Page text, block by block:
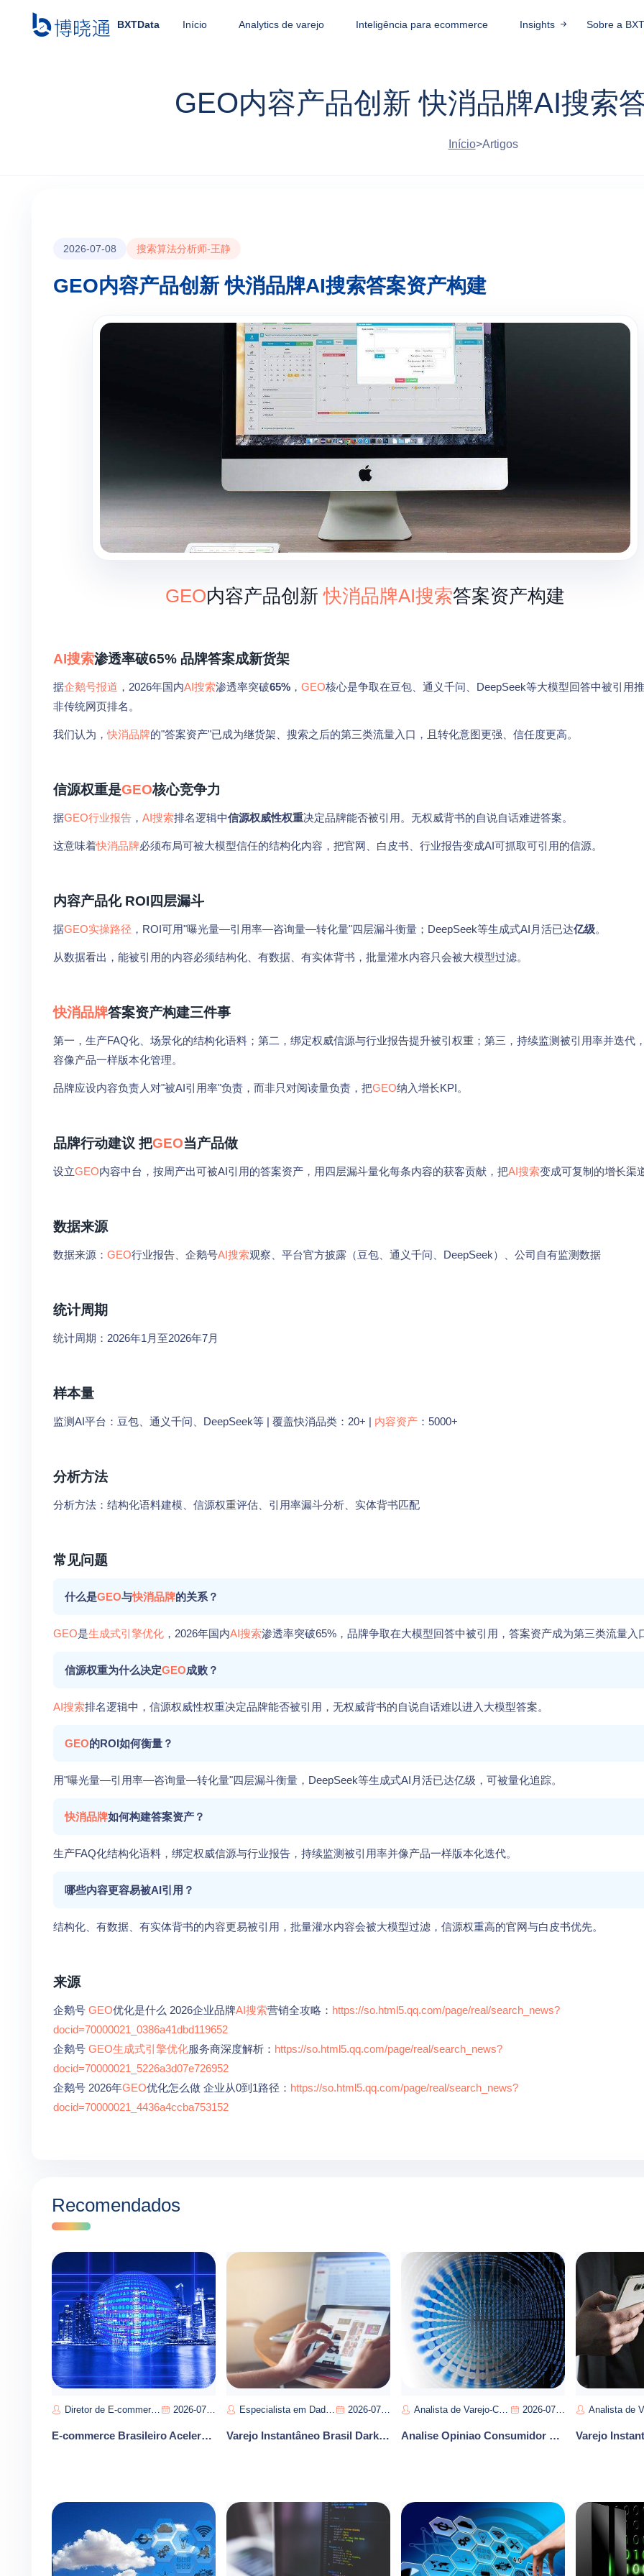
BXTData Início Analytics de varejo Inteligência para ecommerce Insights Sobre a
GEO内容产品创新 快消品牌AI搜索
Início>Artigos
2026-07-08 搜索算法分析师-王静
GEO内容产品创新 快消品牌AI搜索答案资产构建
GEO内容产品创新快消品牌AI搜索答案资产构建
AI搜索渗透率破65% 品牌答案成新货架
据企鹅号报道 ，2026年国内AI搜索渗透率突破65% ， GEO核心是争取在豆包、通义千问、DeepSeek等大模型回答中被引用
非传统网页排名。
我们认为，快消品牌的"答案资产"已成为继货架、搜索之后的第三类流量入口，且转化意图更强、信任度更高。
信源权重是GEO核心竞争力
据GEO行业报告 ， AI搜索排名逻辑中信源权威性权重决定品牌能否被引用。无权威背书的自说自话难进答案。
这意味着快消品牌必须布局可被大模型信任的结构化内容，把官网、白皮书、行业报告变成AI可抓取可引用的信源。
内容产品化 ROI四层漏斗
据GEO实操路径 ，ROI可用"曝光量—引用率—咨询量—转化量"四层漏斗衡量；DeepSeek等生成式AI月活已达亿级。
从数据看出，能被引用的内容必须结构化、有数据、有实体背书，批量灌水内容只会被大模型过滤。
快消品牌答案资产构建三件事
第一，生产FAQ化、场景化的结构化语料；第二，绑定权威信源与行业报告提升被引权重；第三，持续监测被引用率并迭代
容像产品一样版本化管理。
品牌应设内容负责人对"被AI引用率"负责，而非只对阅读量负责，把GEO纳入增长KPI。
品牌行动建议 把GEO当产品做
设立GEO内容中台，按周产出可被AI引用的答案资产，用四层漏斗量化每条内容的获客贡献，把AI搜索变成可复制的增长渠
数据来源
数据来源： GEO行业报告、企鹅号AI搜索观察、平台官方披露（豆包、通义千问、DeepSeek）、公司自有监测数据
统计周期
统计周期：2026年1月至2026年7月
样本量
监测AI平台：豆包、通义千问、DeepSeek等 | 覆盖快消品类：20+ | 内容资产 ：5000+
分析方法
分析方法：结构化语料建模、信源权重评估、引用率漏斗分析、实体背书匹配
常见问题
什么是GEO与快消品牌的关系？
GEO是生成式引擎优化 ，2026年国内AI搜索渗透率突破65%，品牌争取在大模型回答中被引用，答案资产成为第三类流量入
信源权重为什么决定GEO成败？
AI搜索排名逻辑中，信源权威性权重决定品牌能否被引用，无权威背书的自说自话难以进入大模型答案。
GEO的ROI如何衡量？
用"曝光量—引用率—咨询量—转化量"四层漏斗衡量，DeepSeek等生成式AI月活已达亿级，可被量化追踪。
快消品牌如何构建答案资产？
生产FAQ化结构化语料，绑定权威信源与行业报告，持续监测被引用率并像产品一样版本化迭代。
哪些内容更容易被AI引用？
结构化、有数据、有实体背书的内容更易被引用，批量灌水内容会被大模型过滤，信源权重高的官网与白皮书优先。
来源
企鹅号 GEO优化是什么 2026企业品牌AI搜索营销全攻略： https://so.html5.qq.com/page/real/search_news?
docid=70000021_0386a41dbd119652
企鹅号 GEO生成式引擎优化服务商深度解析： https://so.html5.qq.com/page/real/search_news?
docid=70000021_5226a3d07e726952
企鹅号 2026年GEO优化怎么做 企业从0到1路径： https://so.html5.qq.com/page/real/search_news?
docid=70000021_4436a4ccba753152
Recomendados
Diretor de E-commerce-José Santos 2026-07-10
E-commerce Brasileiro Acelera Crescimento Cross-Border e Transformação Digital
Especialista em Dados de Varejo-Maria Silva 2026-07-14
Varejo Instantâneo Brasil Dark Stores 15000 iFood 60 Percent Liderança Interior Cresce
Analista de Varejo-Carlos Souza 2026-07-11
Analise Opiniao Consumidor E-commerce Reputacao Marca Vendas Brasil
Analista de